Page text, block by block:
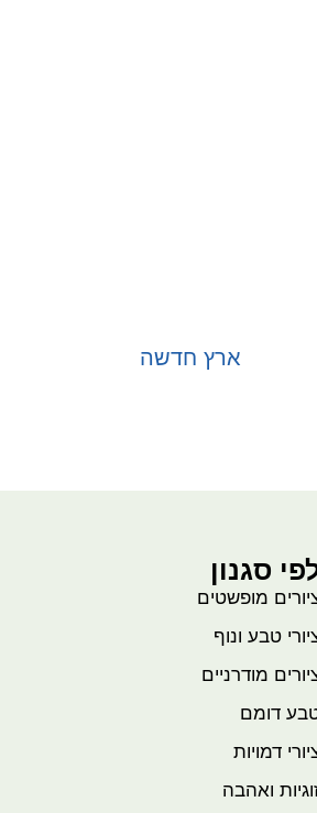
ארץ חדשה
סגנון
מופשטים
טבע ונוף
מודרניים
דומם
דמויות
ואהבה